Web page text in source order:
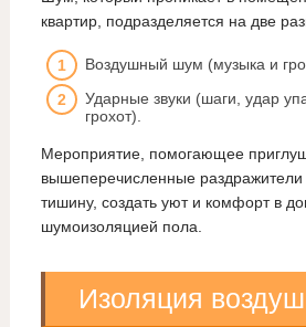
квартир, подразделяется на две
Воздушный шум (музыка и
Ударные звуки (шаги, удар
грохот).
Мероприятие, помогающее
вышеперечисленные раздражители
тишину, создать уют и комфорт в
шумоизоляцией пола.
Изоляция